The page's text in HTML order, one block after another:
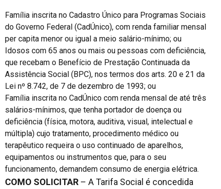
Família inscrita no Cadastro Único para Programas Sociais
do Governo Federal (CadÚnico), com renda familiar mensal
per capita menor ou igual a meio salário-mínimo; ou
Idosos com 65 anos ou mais ou pessoas com deficiência,
que recebam o Benefício de Prestação Continuada da
Assistência Social (BPC), nos termos dos arts. 20 e 21 da
Lei nº 8.742, de 7 de dezembro de 1993; ou
Família inscrita no CadÚnico com renda mensal de até três
salários-mínimos, que tenha portador de doença ou
deficiência (física, motora, auditiva, visual, intelectual e
múltipla) cujo tratamento, procedimento médico ou
terapêutico requeira o uso continuado de aparelhos,
equipamentos ou instrumentos que, para o seu
funcionamento, demandem consumo de energia elétrica.
COMO SOLICITAR – A Tarifa Social é concedida